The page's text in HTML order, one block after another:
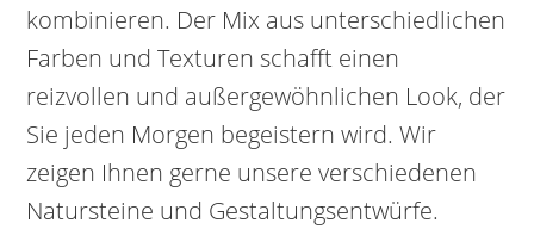
kombinieren. Der Mix aus unterschiedlichen
Farben und Texturen schafft einen
reizvollen und außergewöhnlichen Look, der
Sie jeden Morgen begeistern wird. Wir
zeigen Ihnen gerne unsere verschiedenen
Natursteine und Gestaltungsentwürfe.